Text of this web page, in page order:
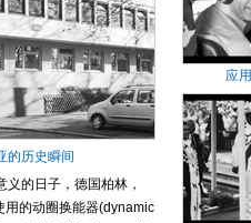
历史瞬间
的日子，德国柏林，
用的动圈换能器(dynamic
应
好那家没有，
不错，现场打电话
低音表现十足